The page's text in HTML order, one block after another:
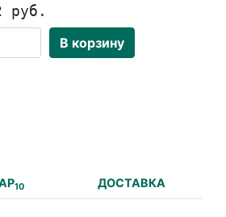
руб.
В корзину
10 ДОСТАВКА